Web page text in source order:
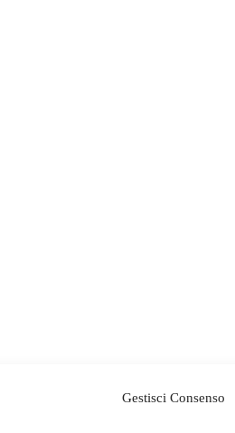
Gestisci Consenso